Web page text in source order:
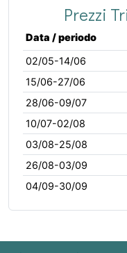
Prezzi
Data / periodo
02/05-14/06
15/06-27/06
28/06-09/07
10/07-02/08
03/08-25/08
26/08-03/09
04/09-30/09